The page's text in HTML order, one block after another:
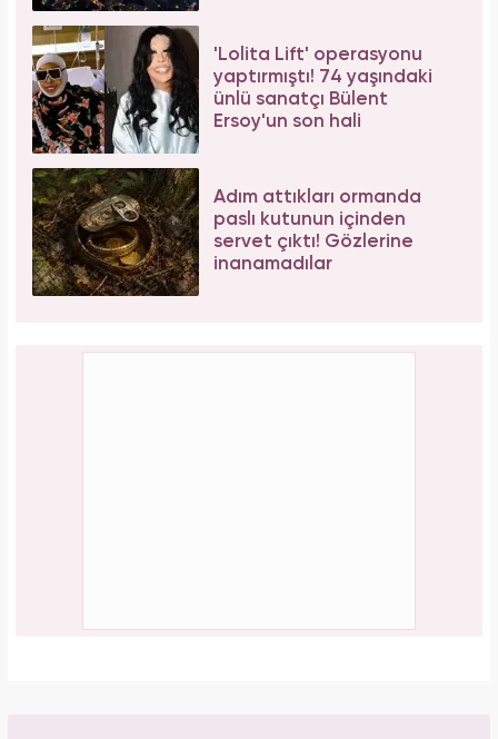
'Lolita Lift' operasyonu
yaptırmıştı! 74 yaşındaki
ünlü sanatçı Bülent
Ersoy'un son hali
Adım attıkları ormanda
paslı kutunun içinden
servet çıktı! Gözlerine
inanamadılar